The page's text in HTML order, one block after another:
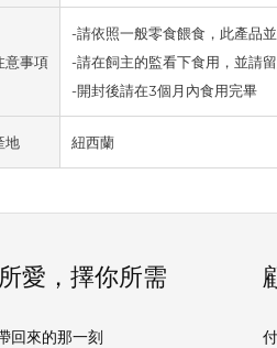
意事項
-請依照一般零食餵食，此產品
-請在飼主的監看下食用，並請
-開封後請在3個月內食用完畢
地 紐西蘭
愛，擇你所需
回來的那一刻